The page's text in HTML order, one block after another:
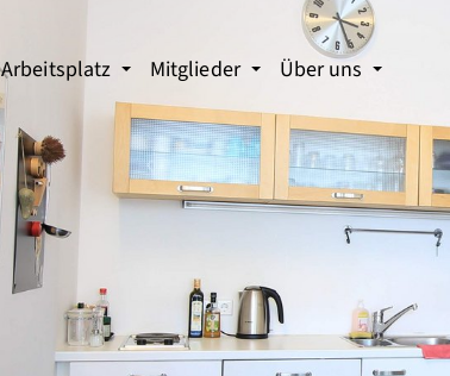
Arbeitsplatz Mitglieder Über uns